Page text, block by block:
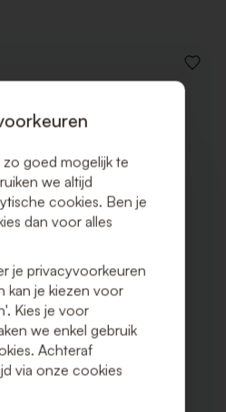
VOEG
TOE
goed mogelijk te
we altijd
cookies. Ben je
dan voor alles
je privacyvoorkeuren
kan je kiezen voor
Kies je voor
we enkel gebruik
Achteraf
via onze cookies